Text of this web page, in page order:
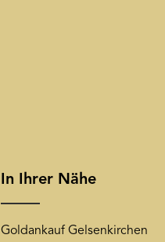
In Ihrer Nähe
Goldankauf Gelsenkirchen